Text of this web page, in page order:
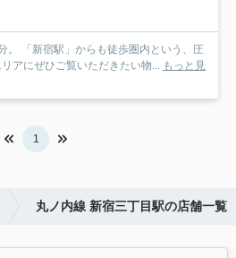
。 「新宿駅」からも徒歩圏内という、圧
アにぜひご覧いただきたい物... もっと見
1
丸ノ内線 新宿三丁目駅の店舗一覧